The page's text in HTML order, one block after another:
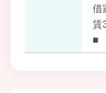
借
賃
■